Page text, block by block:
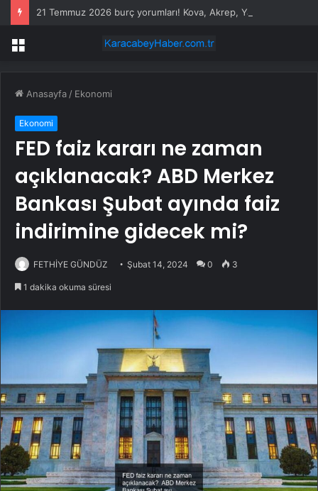
Menü
Anasayfa / Ekonomi
Ekonomi
FED faiz kararı ne zaman
açıklanacak? ABD Merkez
Bankası Şubat ayında faiz
indirimine gidecek mi?
FETHİYE GÜNDÜZ Şubat 14, 2024 0 3
1 dakika okuma süresi